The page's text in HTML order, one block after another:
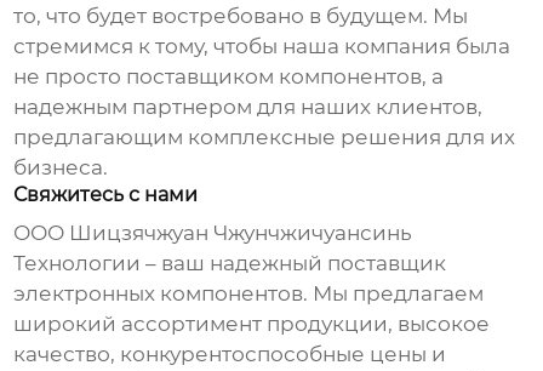
то, что будет востребовано в будущем. Мы
стремимся к тому, чтобы наша компания была
не просто поставщиком компонентов, а
надежным партнером для наших клиентов,
предлагающим комплексные решения для их
бизнеса.
Свяжитесь с нами
ООО Шицзячжуан Чжунчжичуансинь
Технологии – ваш надежный поставщик
электронных компонентов. Мы предлагаем
широкий ассортимент продукции, высокое
качество, конкурентоспособные цены и